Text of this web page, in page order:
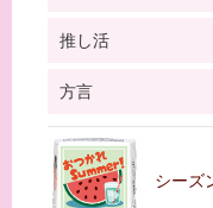
推し活
方言
シーズ